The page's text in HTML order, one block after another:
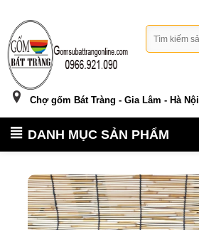
Chợ gốm Bát Tràng - Gia Lâm - Hà Nội
DANH MỤC SẢN PHẨM